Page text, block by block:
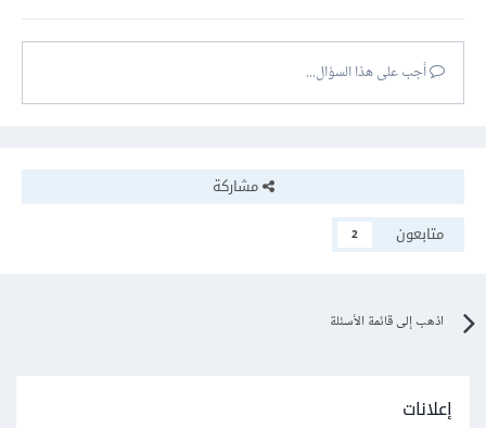
أجب على هذا السؤال...
مشاركة
متابعون
2
اذهب إلى قائمة الأسئلة
إعلانات